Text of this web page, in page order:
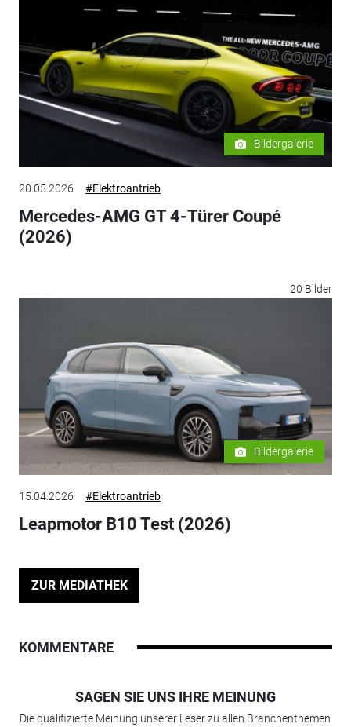
Bildergalerie
20.05.2026 #Elektroantrieb
Mercedes-AMG GT 4-Türer Coupé
(2026)
20 Bilder
Bildergalerie
15.04.2026 #Elektroantrieb
Leapmotor B10 Test (2026)
ZUR MEDIATHEK
KOMMENTARE
SAGEN SIE UNS IHRE MEINUNG
Die qualifizierte Meinung unserer Leser zu allen Branchenthemen